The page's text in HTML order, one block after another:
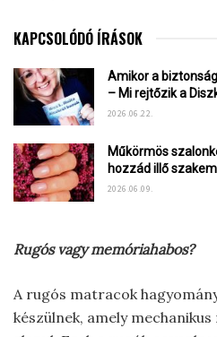
KAPCSOLÓDÓ ÍRÁSOK
Amikor a
– Mi rejtőzik a
2026.06.22.
Műkörmös
hozzád illő
2026.06.09.
Rugós vagy memóriahabos?
A rugós matracok
készülnek, amely